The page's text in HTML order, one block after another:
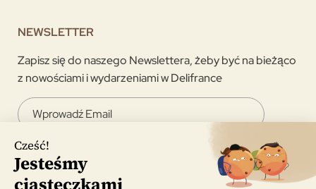
NEWSLETTER
Zapisz się do naszego Newslettera, żeby być na bieżąco
z nowościami i wydarzeniami w Delifrance